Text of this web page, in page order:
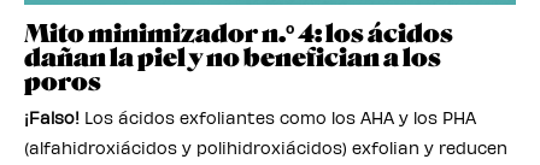
Mito minimizador n.º 4: los ácidos
dañan la piel y no benefician a los
poros
¡Falso! Los ácidos exfoliantes como los AHA y los PHA
(alfahidroxiácidos y polihidroxiácidos) exfolian y reducen